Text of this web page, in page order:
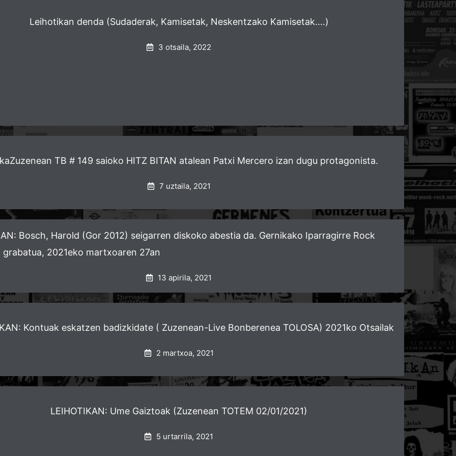
Leihotikan denda (Sudaderak, Kamisetak, Neskentzako Kamisetak....)
3 otsaila, 2022
TB # 149​ saioko HITZ BITAN atalean Patxi Mercero izan dugu protagonista.
7 uztaila, 2021
Bosch, Harold (Gor 2012) seigarren diskoko abestia da. Gernikako Iparragirre Rock
grabatua, 2021eko martxoaren 27an
13 apirila, 2021
Kontuak eskatzen badizkidate ( Zuzenean-Live Bonberenea TOLOSA) 2021ko Otsailak
2 martxoa, 2021
LEIHOTIKAN: Ume Gaiztoak (Zuzenean TOTEM 02/01/2021)
5 urtarrila, 2021